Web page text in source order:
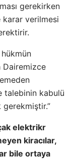
gerekirken
karar verilmesi
Dairemizce
talebinin kabulü
gerekmiştir.”
elektrikr
kiracılar,
bile ortaya